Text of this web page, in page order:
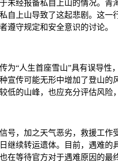
未经报备私自上山的情况。青
自上山导致了这起悲剧。这一
遵守规定和安全意识的讨论。
为“人生首座雪山”具有误导性
宣传可能无形中增加了登山的
的山峰，也应充分评估风险
号，加之天气恶劣，救援工作
继续转运遗体。目前，遇难的
在等待官方对于遇难原因的最